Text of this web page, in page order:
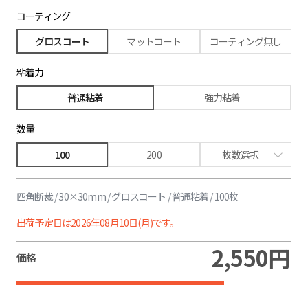
コーティング
グロスコート
マットコート コーティング無し
粘着力
普通粘着
強力粘着
数量
100
200 枚数選択
3,240円 75%割引
3,790円 85%割引
四角断裁 / 30×30mm / グロスコート / 普通粘着 / 100枚
出荷予定日は2026年08月10日(月)です。
価格 2,550円